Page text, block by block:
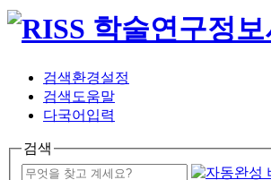
검색환경설정
검색도움말
다국어입력
검색